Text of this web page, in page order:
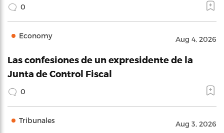
0
Economy Aug 4, 2026
Las confesiones de un expresidente de la
Junta de Control Fiscal
0
Tribunales Aug 3, 2026